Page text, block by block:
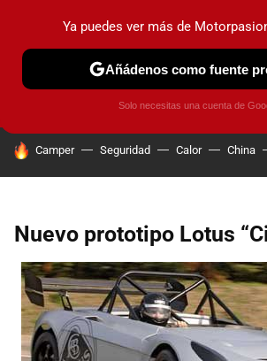
PRUEBAS COCHES ELÉCTRICOS
HOY SE HABLA DE
Camper Seguridad Calor China
Nuevo prototipo Lotus
Ya puedes ver más de
Añádenos como fuente
Solo necesitas una cuenta de